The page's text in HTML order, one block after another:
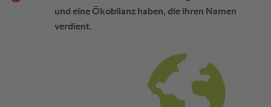
und eine Ökobilanz haben, die ihren Namen
verdient.